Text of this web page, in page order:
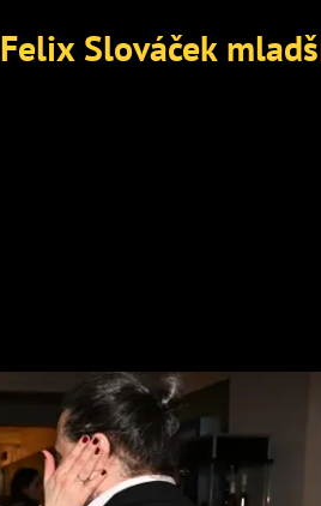
Felix Slováček